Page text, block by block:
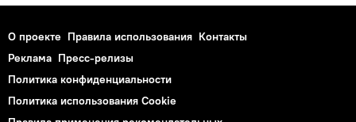
О проекте Правила использования Контакты
Реклама Пресс-релизы
Политика конфиденциальности
Политика использования Cookie